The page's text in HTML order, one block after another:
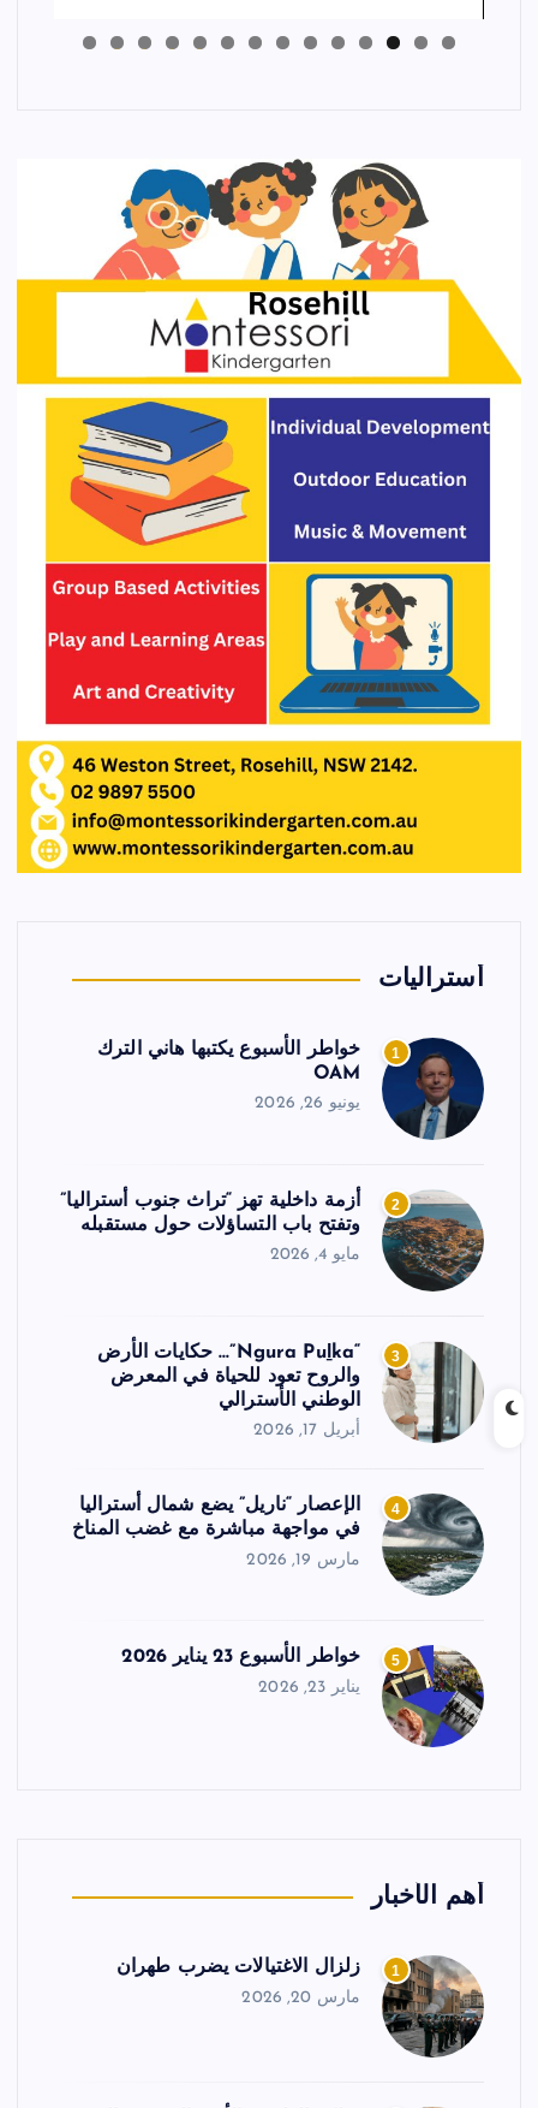
أستراليات
1
خواطر الأسبوع يكتبها هاني الترك
OAM
يونيو 26, 2026
2
أزمة داخلية تهز “تراث جنوب أستراليا”
وتفتح باب التساؤلات حول مستقبله
مايو 4, 2026
3
“Ngura Puḻka”… حكايات الأرض
والروح تعود للحياة في المعرض
الوطني الأسترالي
أبريل 17, 2026
4
الإعصار “ناريل” يضع شمال أستراليا
في مواجهة مباشرة مع غضب المناخ
مارس 19, 2026
5 خواطر الأسبوع 23 يناير 2026
يناير 23, 2026
أهم الأخبار
1 زلزال الاغتيالات يضرب طهران
مارس 20, 2026